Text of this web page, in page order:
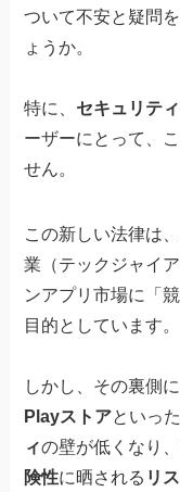
ついて不安と疑問
ょうか。
特に、 セキュリティ
ーザーにとって、
せん。
この新しい法律は、
業（テックジャイ
ンアプリ市場に「
目的としています。
しかし、その裏側
Playストアといっ
ィの壁が低くなり、
険性に晒される リ